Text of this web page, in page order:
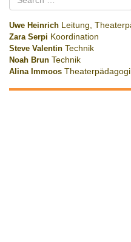
for:
Uwe Heinrich Leitung,
Zara Serpi Koordination
Steve Valentin Technik
Noah Brun Technik
Alina Immoos